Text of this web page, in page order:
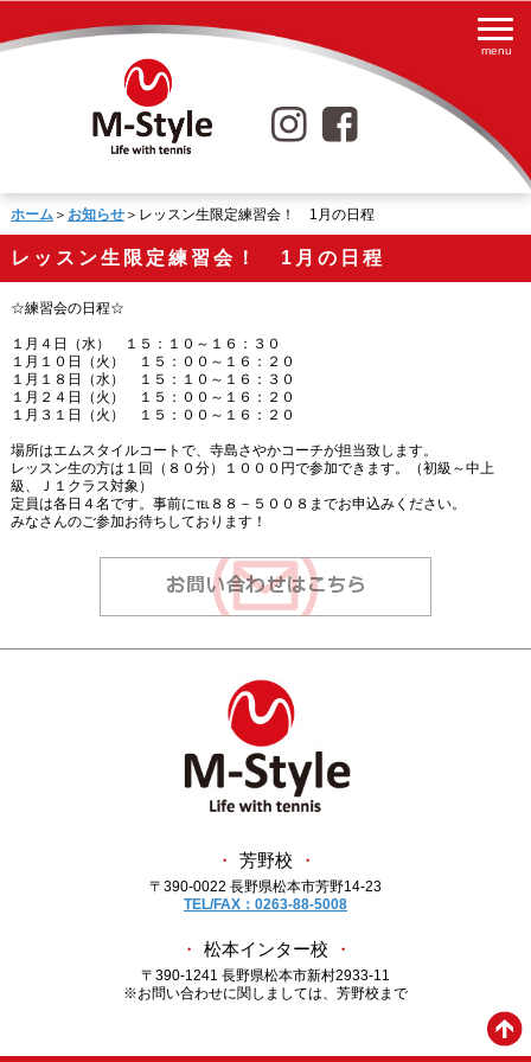
ホーム＞ お知らせ＞レッスン生限定練習会！ 1月の日程
レッスン生限定練習会！ 1月の日程
☆練習会の日程☆
１月４日（水） １５：１０～１６：３０
１月１０日（火） １５：００～１６：２０
１月１８日（水） １５：１０～１６：３０
１月２４日（火） １５：００～１６：２０
１月３１日（火） １５：００～１６：２０
場所はエムスタイルコートで、寺島さやかコーチが担当致します。
レッスン生の方は１回（８０分）１０００円で参加できます。（初級～中上
級、Ｊ１クラス対象）
定員は各日４名です。事前に℡８８－５００８までお申込みください。
みなさんのご参加お待ちしております！
・ 芳野校 ・
〒390-0022 長野県松本市芳野14-23
TEL/FAX：0263-88-5008
・ 松本インター校 ・
〒390-1241 長野県松本市新村2933-11
※お問い合わせに関しましては、芳野校まで